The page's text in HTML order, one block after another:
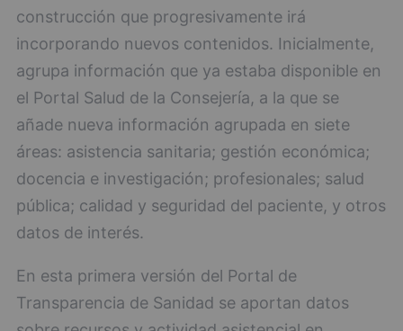
construcción que progresivamente irá
incorporando nuevos contenidos. Inicialmente,
agrupa información que ya estaba disponible en
el Portal Salud de la Consejería, a la que se
añade nueva información agrupada en siete
áreas: asistencia sanitaria; gestión económica;
docencia e investigación; profesionales; salud
pública; calidad y seguridad del paciente, y otros
datos de interés.
En esta primera versión del Portal de
Transparencia de Sanidad se aportan datos